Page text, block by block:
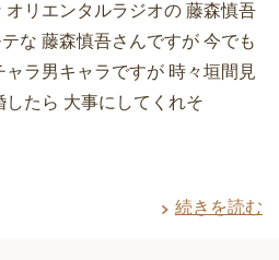
リエンタルラジオの 藤森慎吾
な 藤森慎吾さんですが 今でも
ラ男キャラですが 時々垣間見
たら 大事にしてくれそ
続きを読む